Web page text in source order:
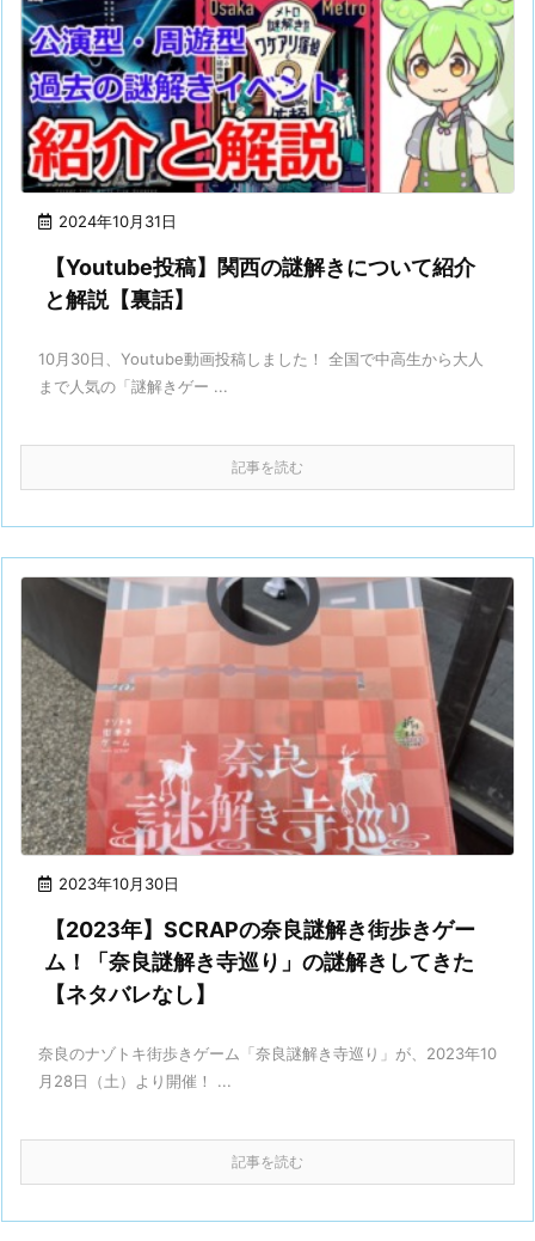
2024年10月31日
【Youtube投稿】関西の謎解きについて紹介
と解説【裏話】
10月30日、Youtube動画投稿しました！ 全国で中高生から大人
まで人気の「謎解きゲー ...
記事を読む
2023年10月30日
【2023年】SCRAPの奈良謎解き街歩きゲー
ム！「奈良謎解き寺巡り」の謎解きしてきた
【ネタバレなし】
奈良のナゾトキ街歩きゲーム「奈良謎解き寺巡り」が、2023年10
月28日（土）より開催！ ...
記事を読む